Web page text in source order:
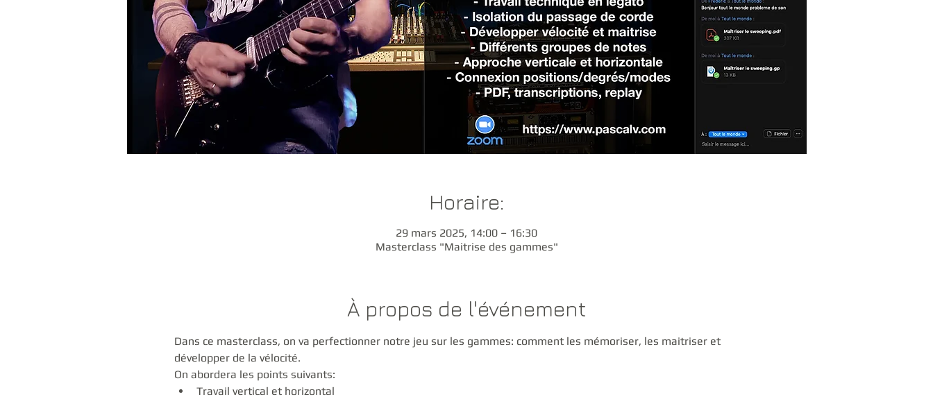
Horaire:
29 mars 2025, 14:00 – 16:30
Masterclass "Maitrise des gammes"
À propos de l'événement
Dans ce masterclass, on va perfectionner notre jeu sur les gammes: comment les mémoriser, les maitriser et
développer de la vélocité.
On abordera les points suivants:
Travail vertical et horizontal